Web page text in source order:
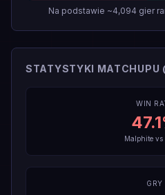
Na podstawie ~4,094 gier
STATYSTYKI MATCHUPU
WIN
47.1
Malphitevs
GRY